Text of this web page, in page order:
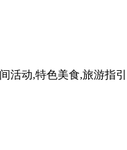
活动,特色美食,旅游